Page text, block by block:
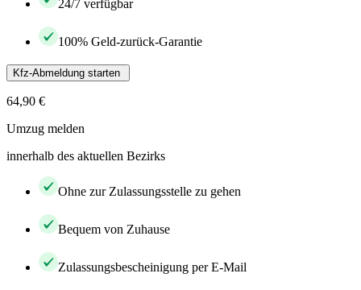
24/7 verfügbar
100% Geld-zurück-Garantie
Kfz-Abmeldung starten
64,90 €
Umzug melden
innerhalb des aktuellen Bezirks
Ohne zur Zulassungsstelle zu gehen
Bequem von Zuhause
Zulassungsbescheinigung per E-Mail